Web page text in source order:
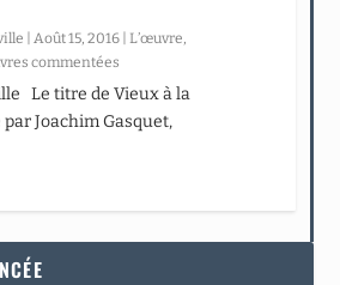
Août 15, 2016 L’œuvre
commentées
Le titre de Vieux à la
Joachim Gasquet,